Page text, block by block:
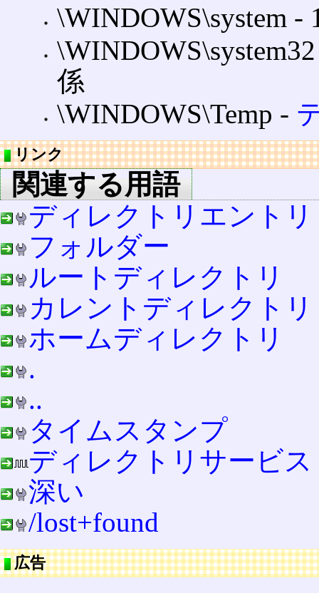
\WINDOWS\system
係
\WINDOWS\Temp ‐
リンク
関連する用語
ディレクトリエントリ
フォルダー
ルートディレクトリ
カレントディレクトリ
ホームディレクトリ
.
..
タイムスタンプ
ディレクトリサービス
深い
/lost+found
広告